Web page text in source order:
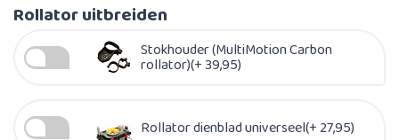
Rollator uitbreiden
Stokhouder (MultiMotion Carbon
rollator)(+ 39,95)
Rollator dienblad universeel(+ 27,95)